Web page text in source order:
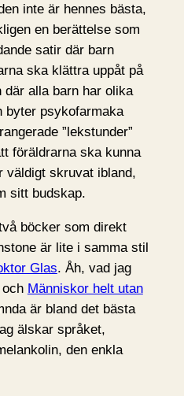
inte är hennes bästa,
en berättelse som
satir där barn
ska klättra uppåt på
där alla barn har olika
byter psykofarmaka
”lekstunder”
föräldrarna ska kunna
väldigt skruvat ibland,
sitt budskap.
böcker som direkt
är lite i samma stil
Glas. Åh, vad jag
och Människor helt utan
är bland det bästa
älskar språket,
den enkla